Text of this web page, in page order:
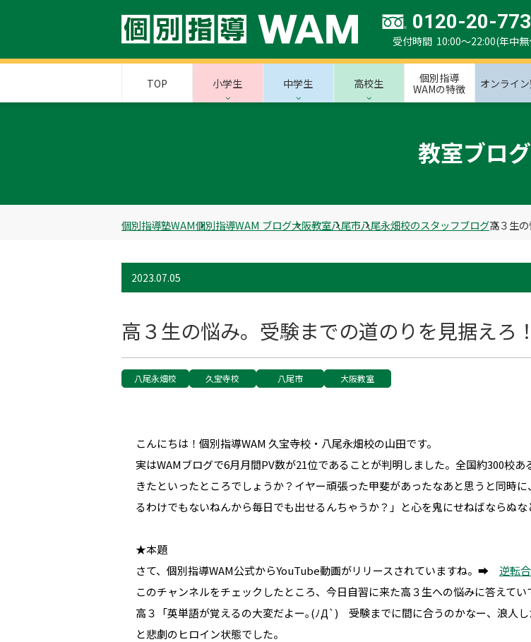
0120-20-
受付時間 10:00～22:00(年中無
TOP 小学生 中学生 高校生
個別指導
WAMの特徴
オンライ
教室ブログ
個別指導塾WAM個別指導WAM ブログ大阪教室八尾市八尾永畑校のスタッフブログ高３生
2023.07.05
高３生の悩み。受験までの道のりを見据えろ
八尾永畑校 久宝寺校 八尾市 大阪教室
こんにちは！個別指導WAM 久宝寺校・八尾永畑校の山田です。
実はWAMブログで6月月間PV数が21位であることが判明しました。全国約300校
きたといったところでしょうか？イヤー頑張った甲斐があったなあと思うと同時
るわけでもないねんから毎日でも出せるんちゃうか？」と心を鬼にせねばならぬな
★本題
さて、個別指導WAM公式からYouTube動画がリリースされていますね。➡ 逆転
このチャンネルをチェックしたところ、今日自習に来た高３生への悩みに答えて
高３「英単語が覚えるの大変だよー｡(ﾉД`) 受験までに間に合うのかなー、浪人し
と悲劇のヒロイン状態でした。